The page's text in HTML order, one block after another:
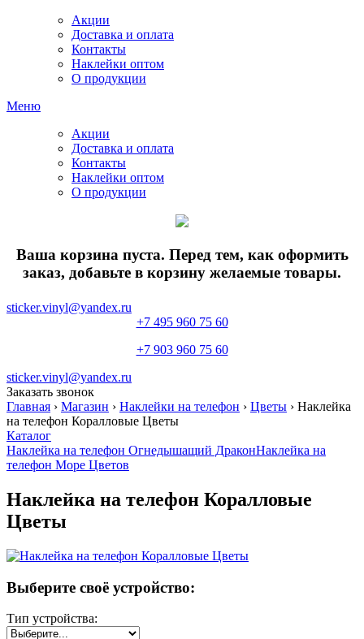
Акции
Доставка и оплата
Контакты
Наклейки оптом
О продукции
Меню
Акции
Доставка и оплата
Контакты
Наклейки оптом
О продукции
Ваша корзина пуста. Перед тем, как оформить
заказ, добавьте в корзину желаемые товары.
sticker.vinyl@yandex.ru
+7 495 960 75 60
+7 903 960 75 60
sticker.vinyl@yandex.ru
Заказать звонок
Главная › Магазин › Наклейки на телефон › Цветы › Наклейка
на телефон Коралловые Цветы
Каталог
Наклейка на телефон Огнедышащий ДраконНаклейка на
телефон Море Цветов
Наклейка на телефон Коралловые
Цветы
Выберите своё устройство:
Тип устройства: